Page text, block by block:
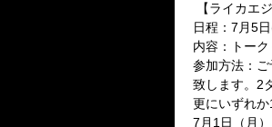
【ライカエ
日程： 7月5
内容：トー
参加方法：
致します。2
更にいずれ
7月1日（月）